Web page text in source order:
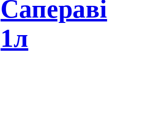
Сапераві
1л